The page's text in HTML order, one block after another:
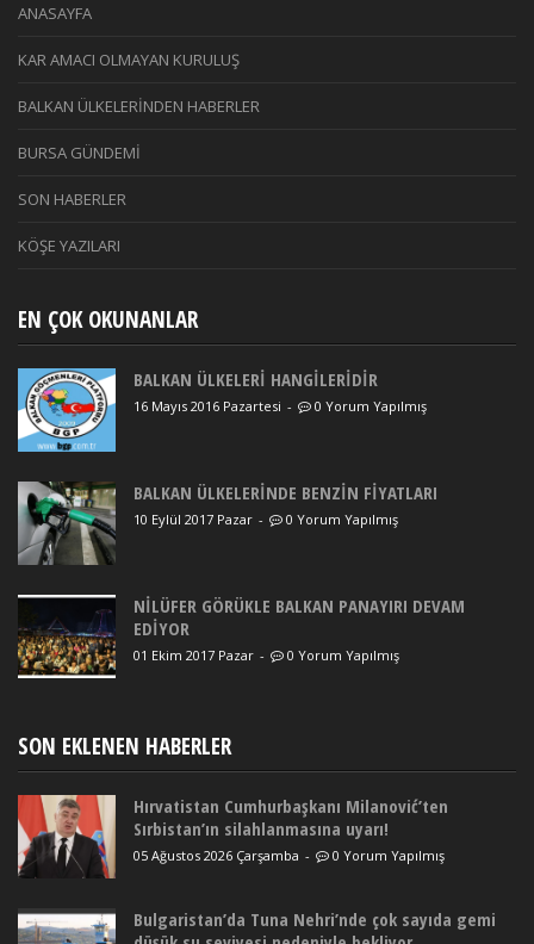
ANASAYFA
KAR AMACI OLMAYAN KURULUŞ
BALKAN ÜLKELERİNDEN HABERLER
BURSA GÜNDEMİ
SON HABERLER
KÖŞE YAZILARI
EN ÇOK OKUNANLAR
BALKAN ÜLKELERİ HANGİLERİDİR
16 Mayıs 2016 Pazartesi - 0 Yorum Yapılmış
BALKAN ÜLKELERİNDE BENZİN FİYATLARI
10 Eylül 2017 Pazar - 0 Yorum Yapılmış
NİLÜFER GÖRÜKLE BALKAN PANAYIRI DEVAM
EDİYOR
01 Ekim 2017 Pazar - 0 Yorum Yapılmış
SON EKLENEN HABERLER
Hırvatistan Cumhurbaşkanı Milanović’ten
Sırbistan’ın silahlanmasına uyarı!
05 Ağustos 2026 Çarşamba - 0 Yorum Yapılmış
Bulgaristan’da Tuna Nehri’nde çok sayıda gemi